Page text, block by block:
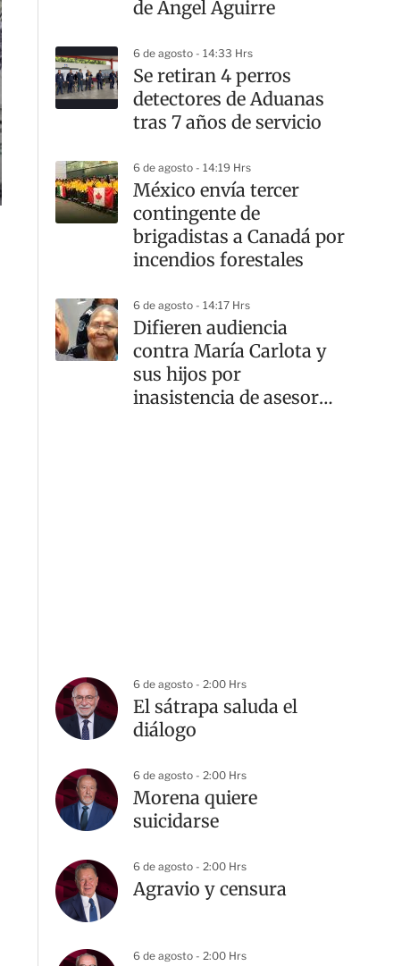
de Ángel Aguirre
6 de agosto - 14:33 Hrs
Se retiran 4 perros
detectores de Aduanas
tras 7 años de servicio
6 de agosto - 14:19 Hrs
México envía tercer
contingente de
brigadistas a Canadá por
incendios forestales
6 de agosto - 14:17 Hrs
Difieren audiencia
contra María Carlota y
sus hijos por
inasistencia de asesor
6 de agosto - 2:00 Hrs
El sátrapa saluda el
diálogo
6 de agosto - 2:00 Hrs
Morena quiere
suicidarse
6 de agosto - 2:00 Hrs
Agravio y censura
6 de agosto - 2:00 Hrs